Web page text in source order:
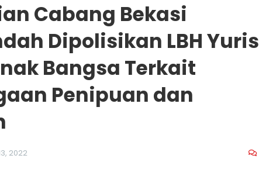
Cabang Bekasi
Dipolisikan LBH Yuris
Bangsa Terkait
Penipuan dan
2022